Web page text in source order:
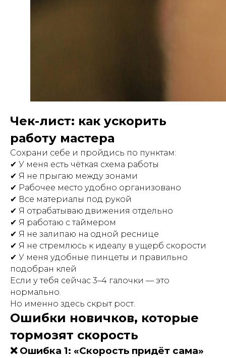
Чек-лист: как ускорить
работу мастера
Сохрани себе и пройдись по пунктам:
✔ У меня есть чёткая схема работы
✔ Я не прыгаю между зонами
✔ Рабочее место удобно организовано
✔ Все материалы под рукой
✔ Я отрабатываю движения отдельно
✔ Я работаю с таймером
✔ Я не залипаю на одной реснице
✔ Я не стремлюсь к идеалу в ущерб скорости
✔ У меня удобные пинцеты и правильно
подобран клей
Если у тебя сейчас 3–4 галочки — это
нормально.
Но именно здесь скрыт рост.
Ошибки новичков, которые
тормозят скорость
❌ Ошибка 1: «Скорость придёт сама»